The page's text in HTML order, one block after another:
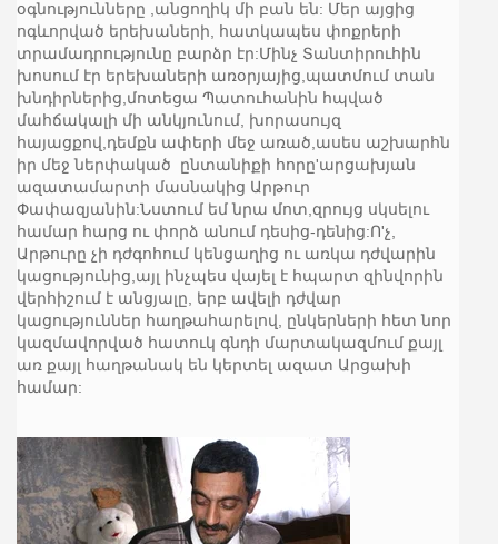
օգնությունները ,անցողիկ մի բան են: Մեր այցից
ոգևորված երեխաների, հատկապես փոքրերի
տրամադրությունը բարձր էր:Մինչ Տանտիրուհին
խոսում էր երեխաների առօրյայից,պատմում տան
խնդիրներից,մոտեցա Պատուհանին հպված
մահճակալի մի անկյունում, խորասույզ
հայացքով,դեմքն ափերի մեջ առած,ասես աշխարհն
իր մեջ ներփակած ընտանիքի հորը'արցախյան
ազատամարտի մասնակից Արթուր
Փափազյանին:Նստում եմ նրա մոտ,զրույց սկսելու
համար հարց ու փորձ անում դեսից-դենից:Ո'չ,
Արթուրը չի դժգոհում կենցաղից ու առկա դժվարին
կացությունից,այլ ինչպես վայել է հպարտ զինվորին
վերհիշում է անցյալը, երբ ավելի դժվար
կացություններ հաղթահարելով, ընկերների հետ նոր
կազմավորված հատուկ գնդի մարտակազմում քայլ
առ քայլ հաղթանակ են կերտել ազատ Արցախի
համար: